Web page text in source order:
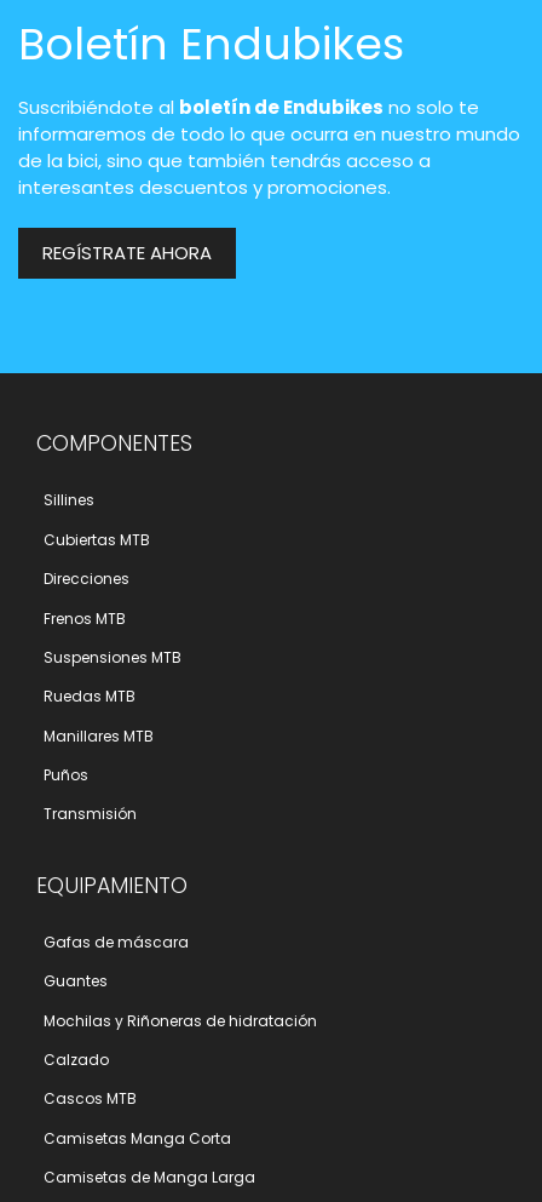
Boletín Endubikes
Suscribiéndote al boletín de Endubikes no solo te
informaremos de todo lo que ocurra en nuestro mundo
de la bici, sino que también tendrás acceso a
interesantes descuentos y promociones.
REGÍSTRATE AHORA
COMPONENTES
Sillines
Cubiertas MTB
Direcciones
Frenos MTB
Suspensiones MTB
Ruedas MTB
Manillares MTB
Puños
Transmisión
EQUIPAMIENTO
Gafas de máscara
Guantes
Mochilas y Riñoneras de hidratación
Calzado
Cascos MTB
Camisetas Manga Corta
Camisetas de Manga Larga